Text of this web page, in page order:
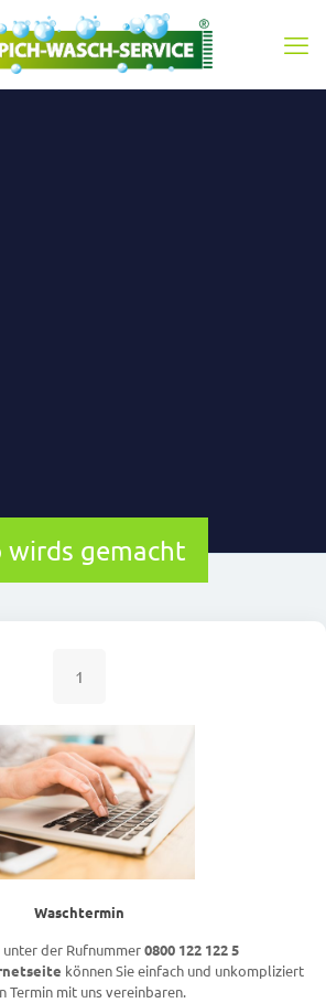
wirds gemacht
1
Waschtermin
unter der Rufnummer0800 122 122 5
können Sie einfach und unkompliziert
Termin mit uns vereinbaren.